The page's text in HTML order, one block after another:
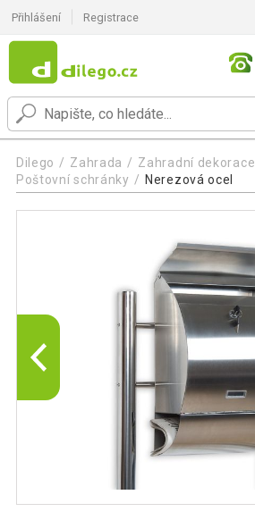
Přihlášení Registrace
Dilego Zahrada
Zahradní dekorace
Poštovní schránky
Nerezová ocel